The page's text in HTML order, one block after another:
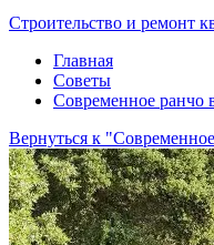
Строительство и ремонт
Главная
Советы
Современное ранчо
Вернуться к